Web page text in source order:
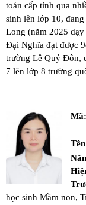
toán cấp tỉnh qua
sinh lên lớp 10,
Long (năm 2025
Đại Nghĩa đạt được
trường Lê Quý Đôn,
7 lên lớp 8 trường
Mã:
học sinh Mầm non,